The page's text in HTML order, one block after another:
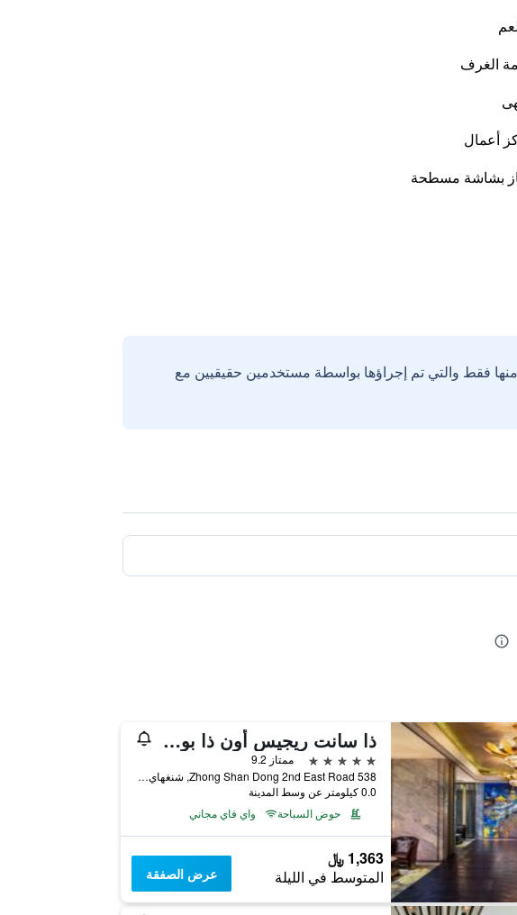
الغرف
أعمال
بشاشة مسطحة
فقط والتي تم إجراؤها بواسطة مستخدمين حقيقيين مع
ذا سانت ريجيس أون ذا بوند، شانغهاي
5 نجوم
ممتاز 9.2
538 Zhong Shan Dong 2nd East Road, شنغهاي, الصين
0.0 كيلومتر عن وسط المدينة
حوض السباحة
واي فاي مجاني
1,363 ﷼
المتوسط في الليلة عرض الصفقة